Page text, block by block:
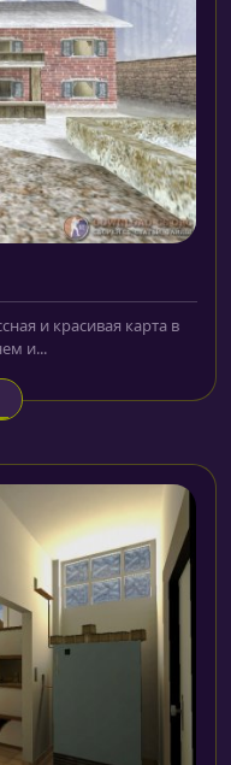
и красивая карта в
и...